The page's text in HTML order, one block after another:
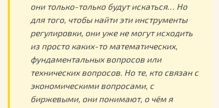
они только-только будут искаться… Но
для того, чтобы найти эти инструменты
регулировки, они уже не могут исходить
из просто каких-то математических,
фундаментальных вопросов или
технических вопросов. Но те, кто связан с
экономическими вопросами, с
биржевыми, они понимают, о чём я